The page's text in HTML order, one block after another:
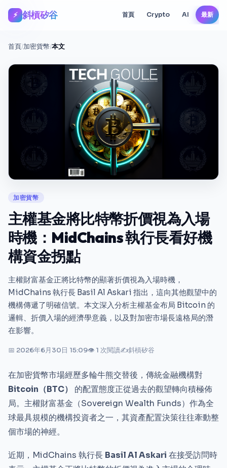
⚡ 斜槓矽谷 首頁 Crypto AI 最新
首頁/加密貨幣/本文
加密貨幣
主權基金將比特幣折價視為入場
時機：MidChains 執行長看好機
構資金拐點
主權財富基金正將比特幣的顯著折價視為入場時機，
MidChains 執行長 Basil Al Askari 指出，這向其他觀望中的
機構傳遞了明確信號。本文深入分析主權基金布局 Bitcoin 的
邏輯、折價入場的經濟學意義，以及對加密市場長遠格局的潛
在影響。
📅 2026年6月30日 15:09👁 1 次閱讀✍斜槓矽谷
在加密貨幣市場經歷多輪牛熊交替後，傳統金融機構對
Bitcoin（BTC）
的配置態度正從過去的觀望轉向積極佈
局。主權財富基金（Sovereign Wealth Funds）作為全
球最具規模的機構投資者之一，其資產配置決策往往牽動整
個市場的神經。
近期，MidChains 執行長 Basil Al Askari 在接受訪問時